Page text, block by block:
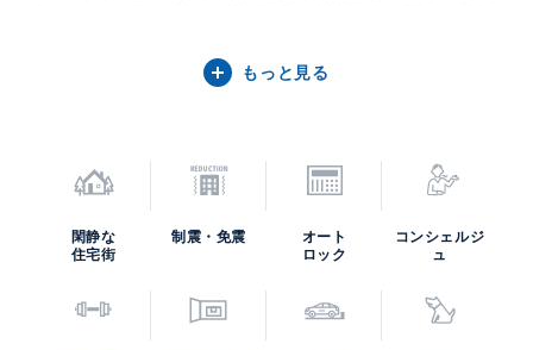
央に建つ「パークタワー勝どきミッド」が地上45階地下
2階で清水建設による設計施工。敷地東南の「パークタ
3階で鹿島建設による設計施工。同一敷地内で2社のゼネ
コンが技術を尽くした建物です。いずれも水に浮かぶダ
かな曲線を描くデザインです。
もっと見る
閑静な
住宅街
制震・免震
オート
ロック
コンシェルジ
ュ